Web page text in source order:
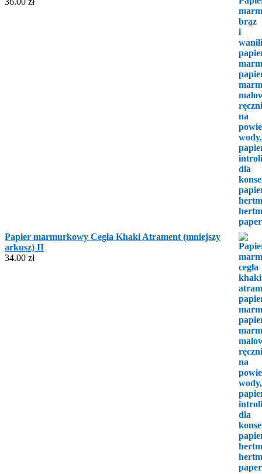
Papier marmurkowy Cegła Khaki Atrament (mniejszy
arkusz) II
34.00 zł